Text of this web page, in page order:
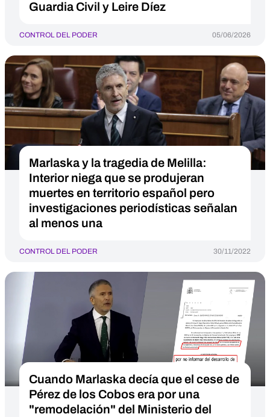
Guardia Civil y Leire Díez
CONTROL DEL PODER 05/06/2026
Marlaska y la tragedia de Melilla:
Interior niega que se produjeran
muertes en territorio español pero
investigaciones periodísticas señalan
al menos una
CONTROL DEL PODER 30/11/2022
Cuando Marlaska decía que el cese de
Pérez de los Cobos era por una
"remodelación" del Ministerio del